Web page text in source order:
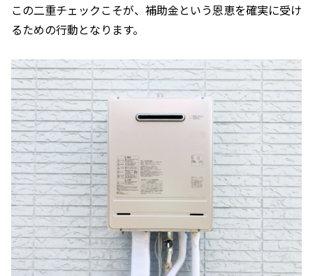
この二重チェックこそが、補助金という恩恵を確実に受け
るための行動となります。